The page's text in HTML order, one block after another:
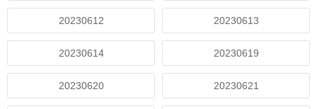
20230612 20230613
20230614 20230619
20230620 20230621